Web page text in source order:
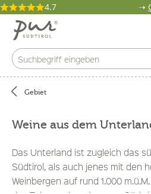
4.7 ➝
Gebiet
Weine aus dem
Das Unterland ist zugleich das
Südtirol, als auch jenes mit den
Weinbergen auf rund 1.000